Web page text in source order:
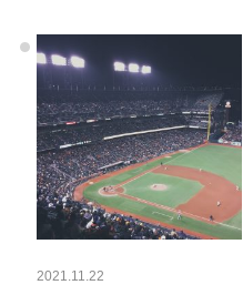
について紹介
2021.11.22